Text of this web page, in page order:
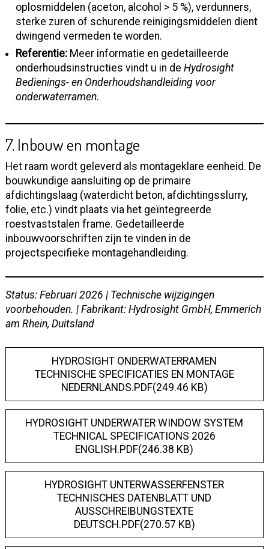
oplosmiddelen (aceton, alcohol > 5 %), verdunners,
sterke zuren of schurende reinigingsmiddelen dient
dwingend vermeden te worden.
Referentie: Meer informatie en gedetailleerde
onderhoudsinstructies vindt u in deHydrosight
Bedienings- en Onderhoudshandleiding voor
onderwaterramen.
7. Inbouw en montage
Het raam wordt geleverd als montageklare eenheid. De
bouwkundige aansluiting op de primaire
afdichtingslaag (waterdicht beton, afdichtingsslurry,
folie, etc.) vindt plaats via het geïntegreerde
roestvaststalen frame. Gedetailleerde
inbouwvoorschriften zijn te vinden in de
projectspecifieke montagehandleiding.
Status: Februari 2026 | Technische wijzigingen
voorbehouden. | Fabrikant: Hydrosight GmbH, Emmerich
am Rhein, Duitsland
HYDROSIGHT ONDERWATERRAMEN
TECHNISCHE SPECIFICATIES EN MONTAGE
NEDERNLANDS.PDF(249.46 KB)
HYDROSIGHT UNDERWATER WINDOW SYSTEM
TECHNICAL SPECIFICATIONS 2026
ENGLISH.PDF(246.38 KB)
HYDROSIGHT UNTERWASSERFENSTER
TECHNISCHES DATENBLATT UND
AUSSCHREIBUNGSTEXTE
DEUTSCH.PDF(270.57 KB)